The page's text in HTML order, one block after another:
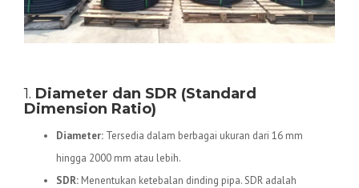
1. Diameter dan SDR (Standard
Dimension Ratio)
Diameter: Tersedia dalam berbagai ukuran dari 16 mm
hingga 2000 mm atau lebih.
SDR: Menentukan ketebalan dinding pipa. SDR adalah